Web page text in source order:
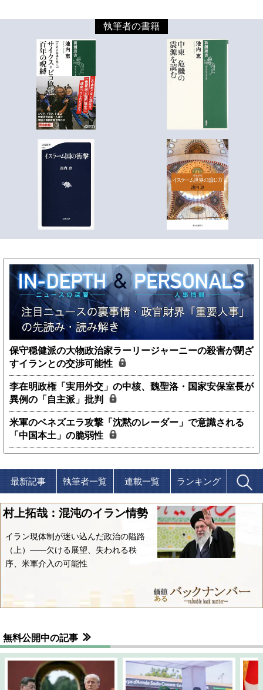
執筆者の書籍
保守穏健派の大物政治家ラーリージャーニーの殺害が閉ざ
すイランとの交渉可能性
李在明政権「実用外交」の中核、魏聖洛・国家安保室長が
異例の「自主派」批判
米軍のベネズエラ攻撃「沈黙のレーダー」で意識される
「中国本土」の脆弱性
最新記事 執筆者一覧 連載一覧 ランキング
村上拓哉：混沌のイラン情勢
イラン現体制が迷い込んだ政治の隘路
（上）――欠ける展望、失われる秩
序、米軍介入の可能性
無料公開中の記事